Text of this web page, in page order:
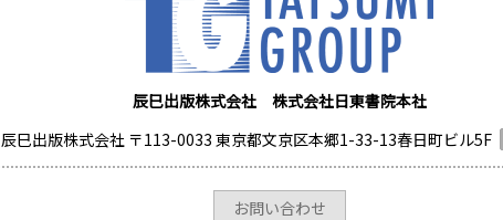
辰巳出版株式会社 株式会社日東書院本社
辰巳出版株式会社 〒113-0033 東京都文京区本郷1-33-13春日町ビル5F
お問い合わせ